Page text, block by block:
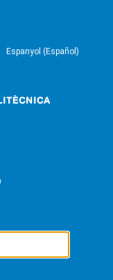
Espanyol (Español)